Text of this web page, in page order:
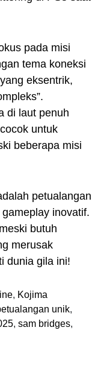
pada misi
tema koneksi
eksentrik,
di laut penuh
untuk
beberapa misi
petualangan
inovatif.
butuh
merusak
dunia gila ini!
, Kojima
unik,
, sam bridges,